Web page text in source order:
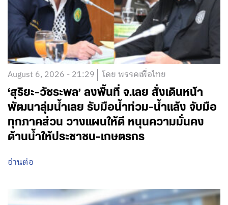
August 6, 2026 - 21:29 โดย พรรคเพื่อไทย
‘สุริยะ-วัชระพล’ ลงพื้นที่ จ.เลย สั่งเดินหน้า
พัฒนาลุ่มน้ำเลย รับมือน้ำท่วม-น้ำแล้ง จับมือ
ทุกภาคส่วน วางแผนให้ดี หนุนความมั่นคง
ด้านน้ำให้ประชาชน-เกษตรกร
อ่านต่อ